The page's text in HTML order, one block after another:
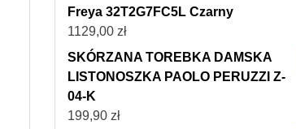
Freya 32T2G7FC5L Czarny
1129,00 zł
SKÓRZANA TOREBKA DAMSKA
LISTONOSZKA PAOLO PERUZZI Z-
04-K
199,90 zł